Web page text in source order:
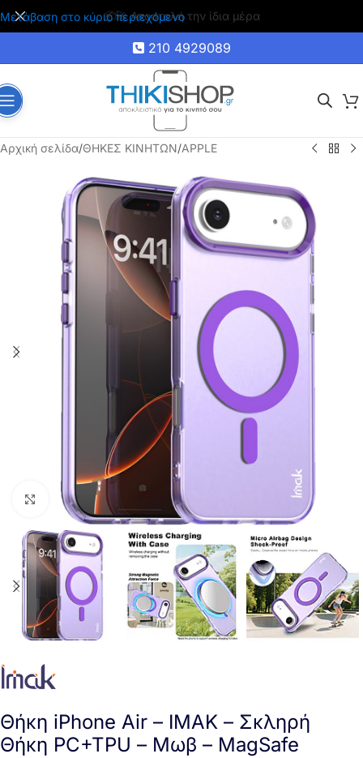
Μετάβαση στο κύριο περιεχόμενο
🚚 Δωρεάν μεταφορικά για αγορές άνω των 35€
210 4929089
Αρχική σελίδα/ΘΗΚΕΣ ΚΙΝΗΤΩΝ/APPLE
Click to enlarge
Θήκη iPhone Air – IMAK – Σκληρή
Θήκη PC+TPU – Μωβ – MagSafe